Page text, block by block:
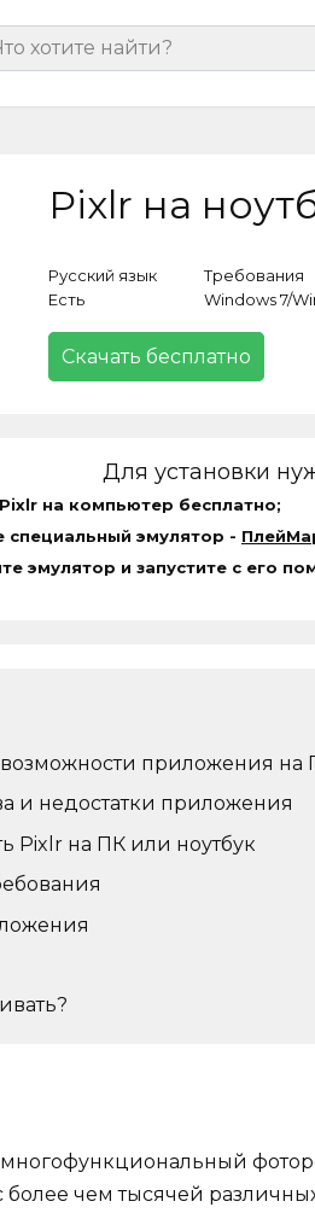
Pixlr на
Русский язык
Есть
Требования
Windows 7/
Скачать бесплатно
Для установки
на компьютер бесплатно;
специальный эмулятор -
эмулятор и запустите с его
приложения на
и недостатки приложения
Pixlr на ПК или ноутбук
более чем тысячей